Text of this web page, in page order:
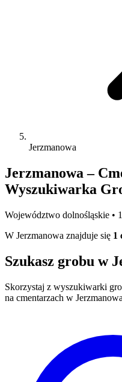
Jerzmanowa
Jerzmanowa –
Wyszukiwarka
Województwo dolnośląskie •
W Jerzmanowa znajduje się 1
Szukasz grobu w
Skorzystaj z wyszukiwarki
na cmentarzach w